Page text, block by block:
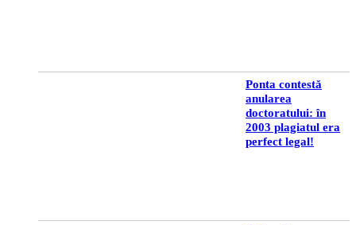
Ponta contestă
anularea
doctoratului: în
2003 plagiatul era
perfect legal!